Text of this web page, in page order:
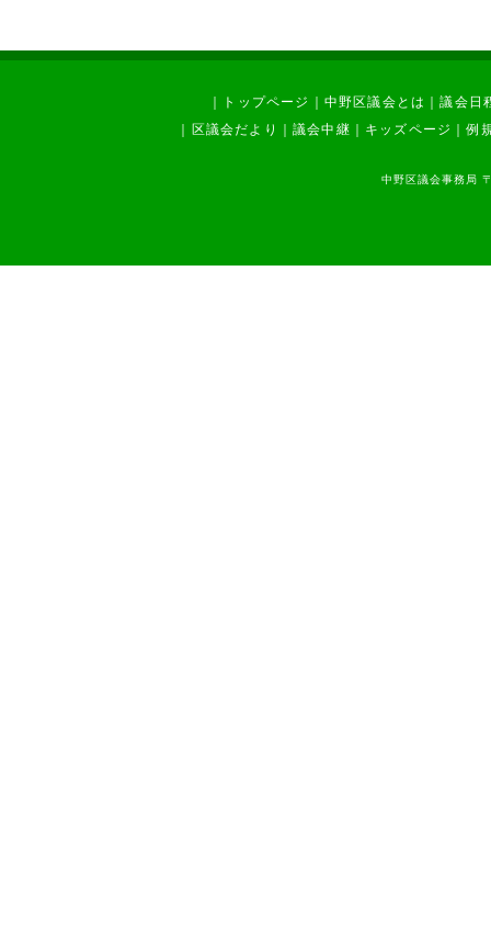
トップページ 中野区議会とは ｜議会日
区議会だより ｜議会中継 キッズページ ｜例
中野区議会事務局